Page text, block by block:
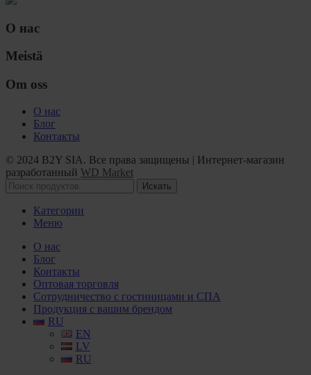
О нас
Meistä
Om oss
О нас
Блог
Контакты
© 2024 B2Y SIA. Все права защищены | Интернет-магазин
разработанный WD Market
Искать
Категории
Меню
О нас
Блог
Контакты
Оптовая торговля
Сотрудничество с гостиницами и СПА
Продукция с вашим брендом
RU
EN
LV
RU